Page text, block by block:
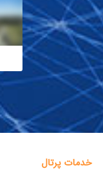
خدمات پرتال